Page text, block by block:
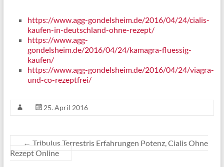
https://www.agg-gondelsheim.de/2016/04/24/cialis-
kaufen-in-deutschland-ohne-rezept/
https://www.agg-
gondelsheim.de/2016/04/24/kamagra-fluessig-
kaufen/
https://www.agg-gondelsheim.de/2016/04/24/viagra-
und-co-rezeptfrei/
25. April 2016
← Tribulus Terrestris Erfahrungen Potenz, Cialis Ohne
Rezept Online